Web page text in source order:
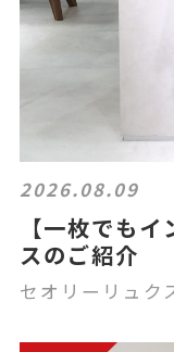
2026.08.09
【一枚でも
スのご紹介
セオリーリュク